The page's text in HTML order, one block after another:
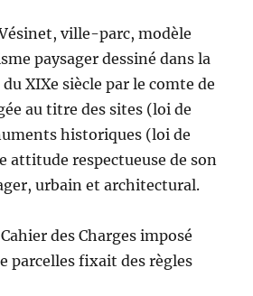
ville-parc, modèle
paysager dessiné dans la
XIXe siècle par le comte de
au titre des sites (loi de
historiques (loi de
attitude respectueuse de son
urbain et architectural.
des Charges imposé
parcelles fixait des règles